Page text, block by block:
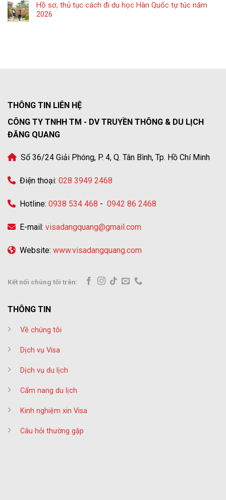
Hồ sơ, thủ tục cách đi du học Hàn Quốc tự túc năm
2026
THÔNG TIN LIÊN HỆ
CÔNG TY TNHH TM - DV TRUYỀN THÔNG & DU LỊCH
ĐĂNG QUANG
Số 36/24 Giải Phóng, P. 4, Q. Tân Bình, Tp. Hồ Chí Minh
Điện thoại: 028 3949 2468
Hotline: 0938 534 468 - 0942 86 2468
E-mail: visadangquang@gmail.com
Website: www.visadangquang.com
Kết nối chúng tôi trên:
THÔNG TIN
Về chúng tôi
Dịch vụ Visa
Dịch vụ du lịch
Cẩm nang du lịch
Kinh nghiệm xin Visa
Câu hỏi thường gặp